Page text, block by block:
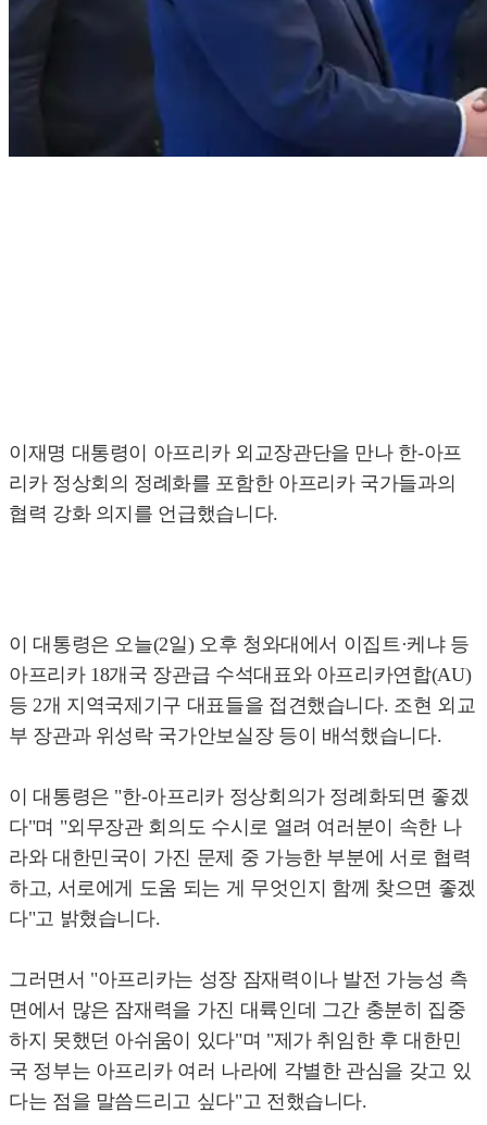
이재명 대통령이 아프리카 외교장관단을 만나 한-아프
리카 정상회의 정례화를 포함한 아프리카 국가들과의
협력 강화 의지를 언급했습니다.
이 대통령은 오늘(2일) 오후 청와대에서 이집트·케냐 등
아프리카 18개국 장관급 수석대표와 아프리카연합(AU)
등 2개 지역국제기구 대표들을 접견했습니다. 조현 외교
부 장관과 위성락 국가안보실장 등이 배석했습니다.
이 대통령은 "한-아프리카 정상회의가 정례화되면 좋겠
다"며 "외무장관 회의도 수시로 열려 여러분이 속한 나
라와 대한민국이 가진 문제 중 가능한 부분에 서로 협력
하고, 서로에게 도움 되는 게 무엇인지 함께 찾으면 좋겠
다"고 밝혔습니다.
그러면서 "아프리카는 성장 잠재력이나 발전 가능성 측
면에서 많은 잠재력을 가진 대륙인데 그간 충분히 집중
하지 못했던 아쉬움이 있다"며 "제가 취임한 후 대한민
국 정부는 아프리카 여러 나라에 각별한 관심을 갖고 있
다는 점을 말씀드리고 싶다"고 전했습니다.